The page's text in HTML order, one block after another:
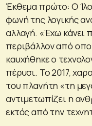
Έκθεμα πρώτο: Ο
φωνή της λογικής
αλλαγή. «Έχω κάνει
περιβάλλον από
καυχήθηκε ο
πέρυσι. Το 2017,
του πλανήτη «τη
αντιμετωπίζει η
εκτός από την